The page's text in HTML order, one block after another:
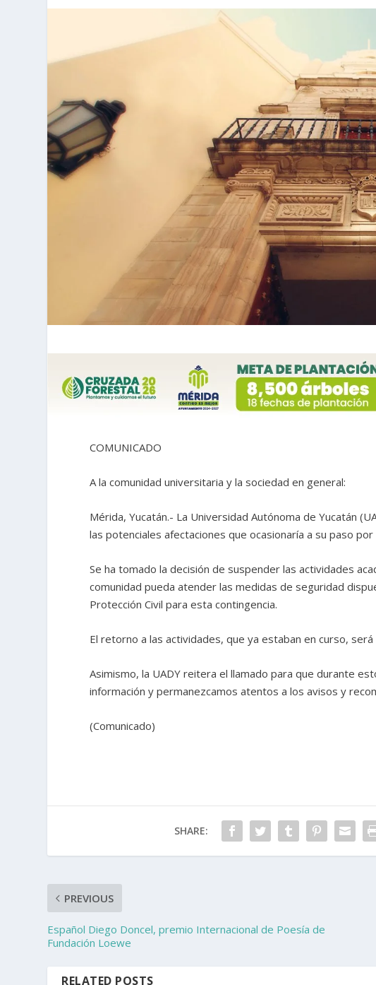
COMUNICADO
A la comunidad universitaria y la sociedad en general:
Mérida, Yucatán.- La Universidad Autónoma de Yucatán
las potenciales afectaciones que ocasionaría a su paso
Se ha tomado la decisión de suspender las actividades
comunidad pueda atender las medidas de seguridad
Protección Civil para esta contingencia.
El retorno a las actividades, que ya estaban en curso,
Asimismo, la UADY reitera el llamado para que durante
información y permanezcamos atentos a los avisos y
(Comunicado)
SHARE:
PREVIOUS
Español Diego Doncel, premio Internacional de Poesía de
Fundación Loewe
RELATED POSTS